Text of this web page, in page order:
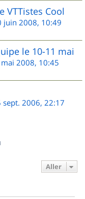
VTTistes Cool
juin 2008, 10:49
le 10-11 mai
2008, 10:45
sept. 2006, 22:17
Aller